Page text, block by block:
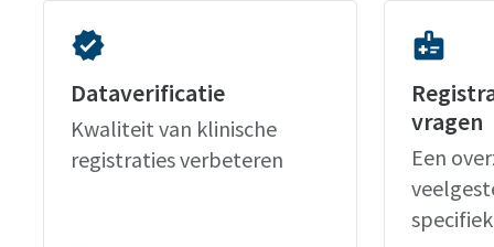
verified
Dataverificatie
Kwaliteit van klinische
registraties verbeteren
medical_information
vragen
Een